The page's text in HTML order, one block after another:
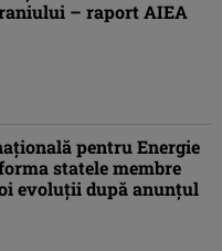
– raport AIEA
pentru Energie
statele membre
evoluţii după anunţul